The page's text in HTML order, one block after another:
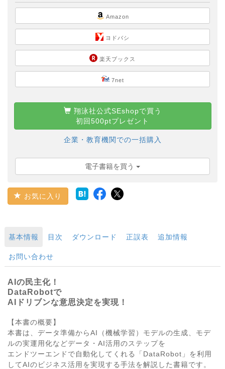
Amazon
ヨドバシ
楽天ブックス
7net
翔泳社公式SEshopで買う
初回500ptプレゼント
企業・教育機関での一括購入
電子書籍を買う
お気に入り
基本情報 目次 ダウンロード 正誤表 追加情報
お問い合わせ
AIの民主化！
DataRobotで
AIドリブンな意思決定を実現！
【本書の概要】
本書は、データ準備からAI（機械学習）モデルの生成、モデ
ルの実運用化などデータ・AI活用のステップを
エンドツーエンドで自動化してくれる「DataRobot」を利用
してAIのビジネス活用を実現する手法を解説した書籍です。